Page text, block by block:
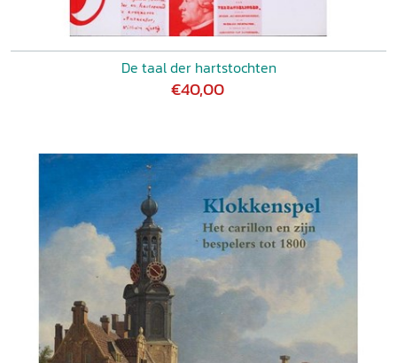
De taal der hartstochten
€40,00